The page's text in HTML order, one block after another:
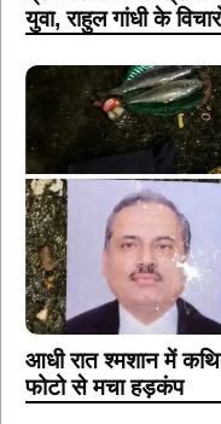
आधी रात श्मशान में
फोटो से मचा हड़कंप